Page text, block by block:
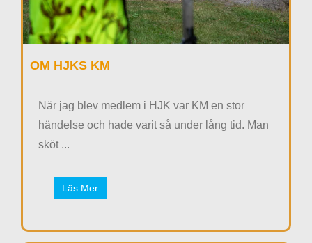
OM HJKS KM
När jag blev medlem i HJK var KM en stor
händelse och hade varit så under lång tid. Man
sköt ...
Läs Mer